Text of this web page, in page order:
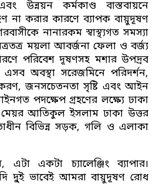
উন্নয়ন কর্মকাণ্ড বাস্তবায়নে
না করার কারণে ব্যাপক বায়ুদূষণ
নানারকম স্বাস্থ্যগত সমস্যা
ময়লা আবর্জনা ফেলা ও বর্জ্য
পরিবেশ দূষণসহ মশার উপদ্রব
এসব অবস্থা সরেজমিনে পরিদর্শন,
জনসচেতনতা সৃষ্টি এবং আইন
পদক্ষেপ গ্রহণের লক্ষ্যে ঢাকা
মেয়র আতিকুল ইসলাম ঢাকা উত্তর
বিভিন্ন সড়ক, গলি ও এলাকা
একটা চ্যালেঞ্জিং ব্যাপার।
দু্ই ভাবেই আমরা বায়ুদূষণ রোধ